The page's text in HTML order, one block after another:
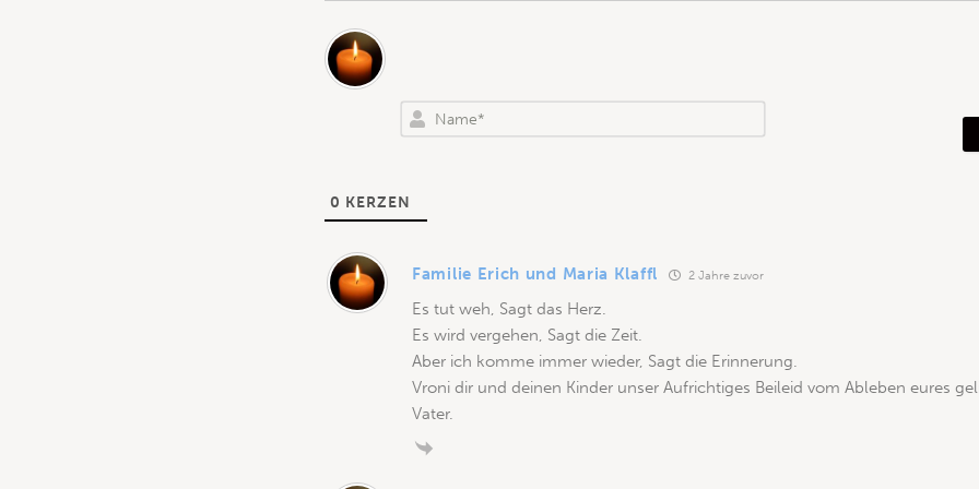
a
0 KERZEN
Familie Erich und Maria Klaffl 2 Jahre zuvor
Es tut weh, Sagt das Herz.
Es wird vergehen, Sagt die Zeit.
Aber ich komme immer wieder, Sagt die Erinnerung.
Vroni dir und deinen Kinder unser Aufrichtiges Beileid vom Ableben eures
Vater.